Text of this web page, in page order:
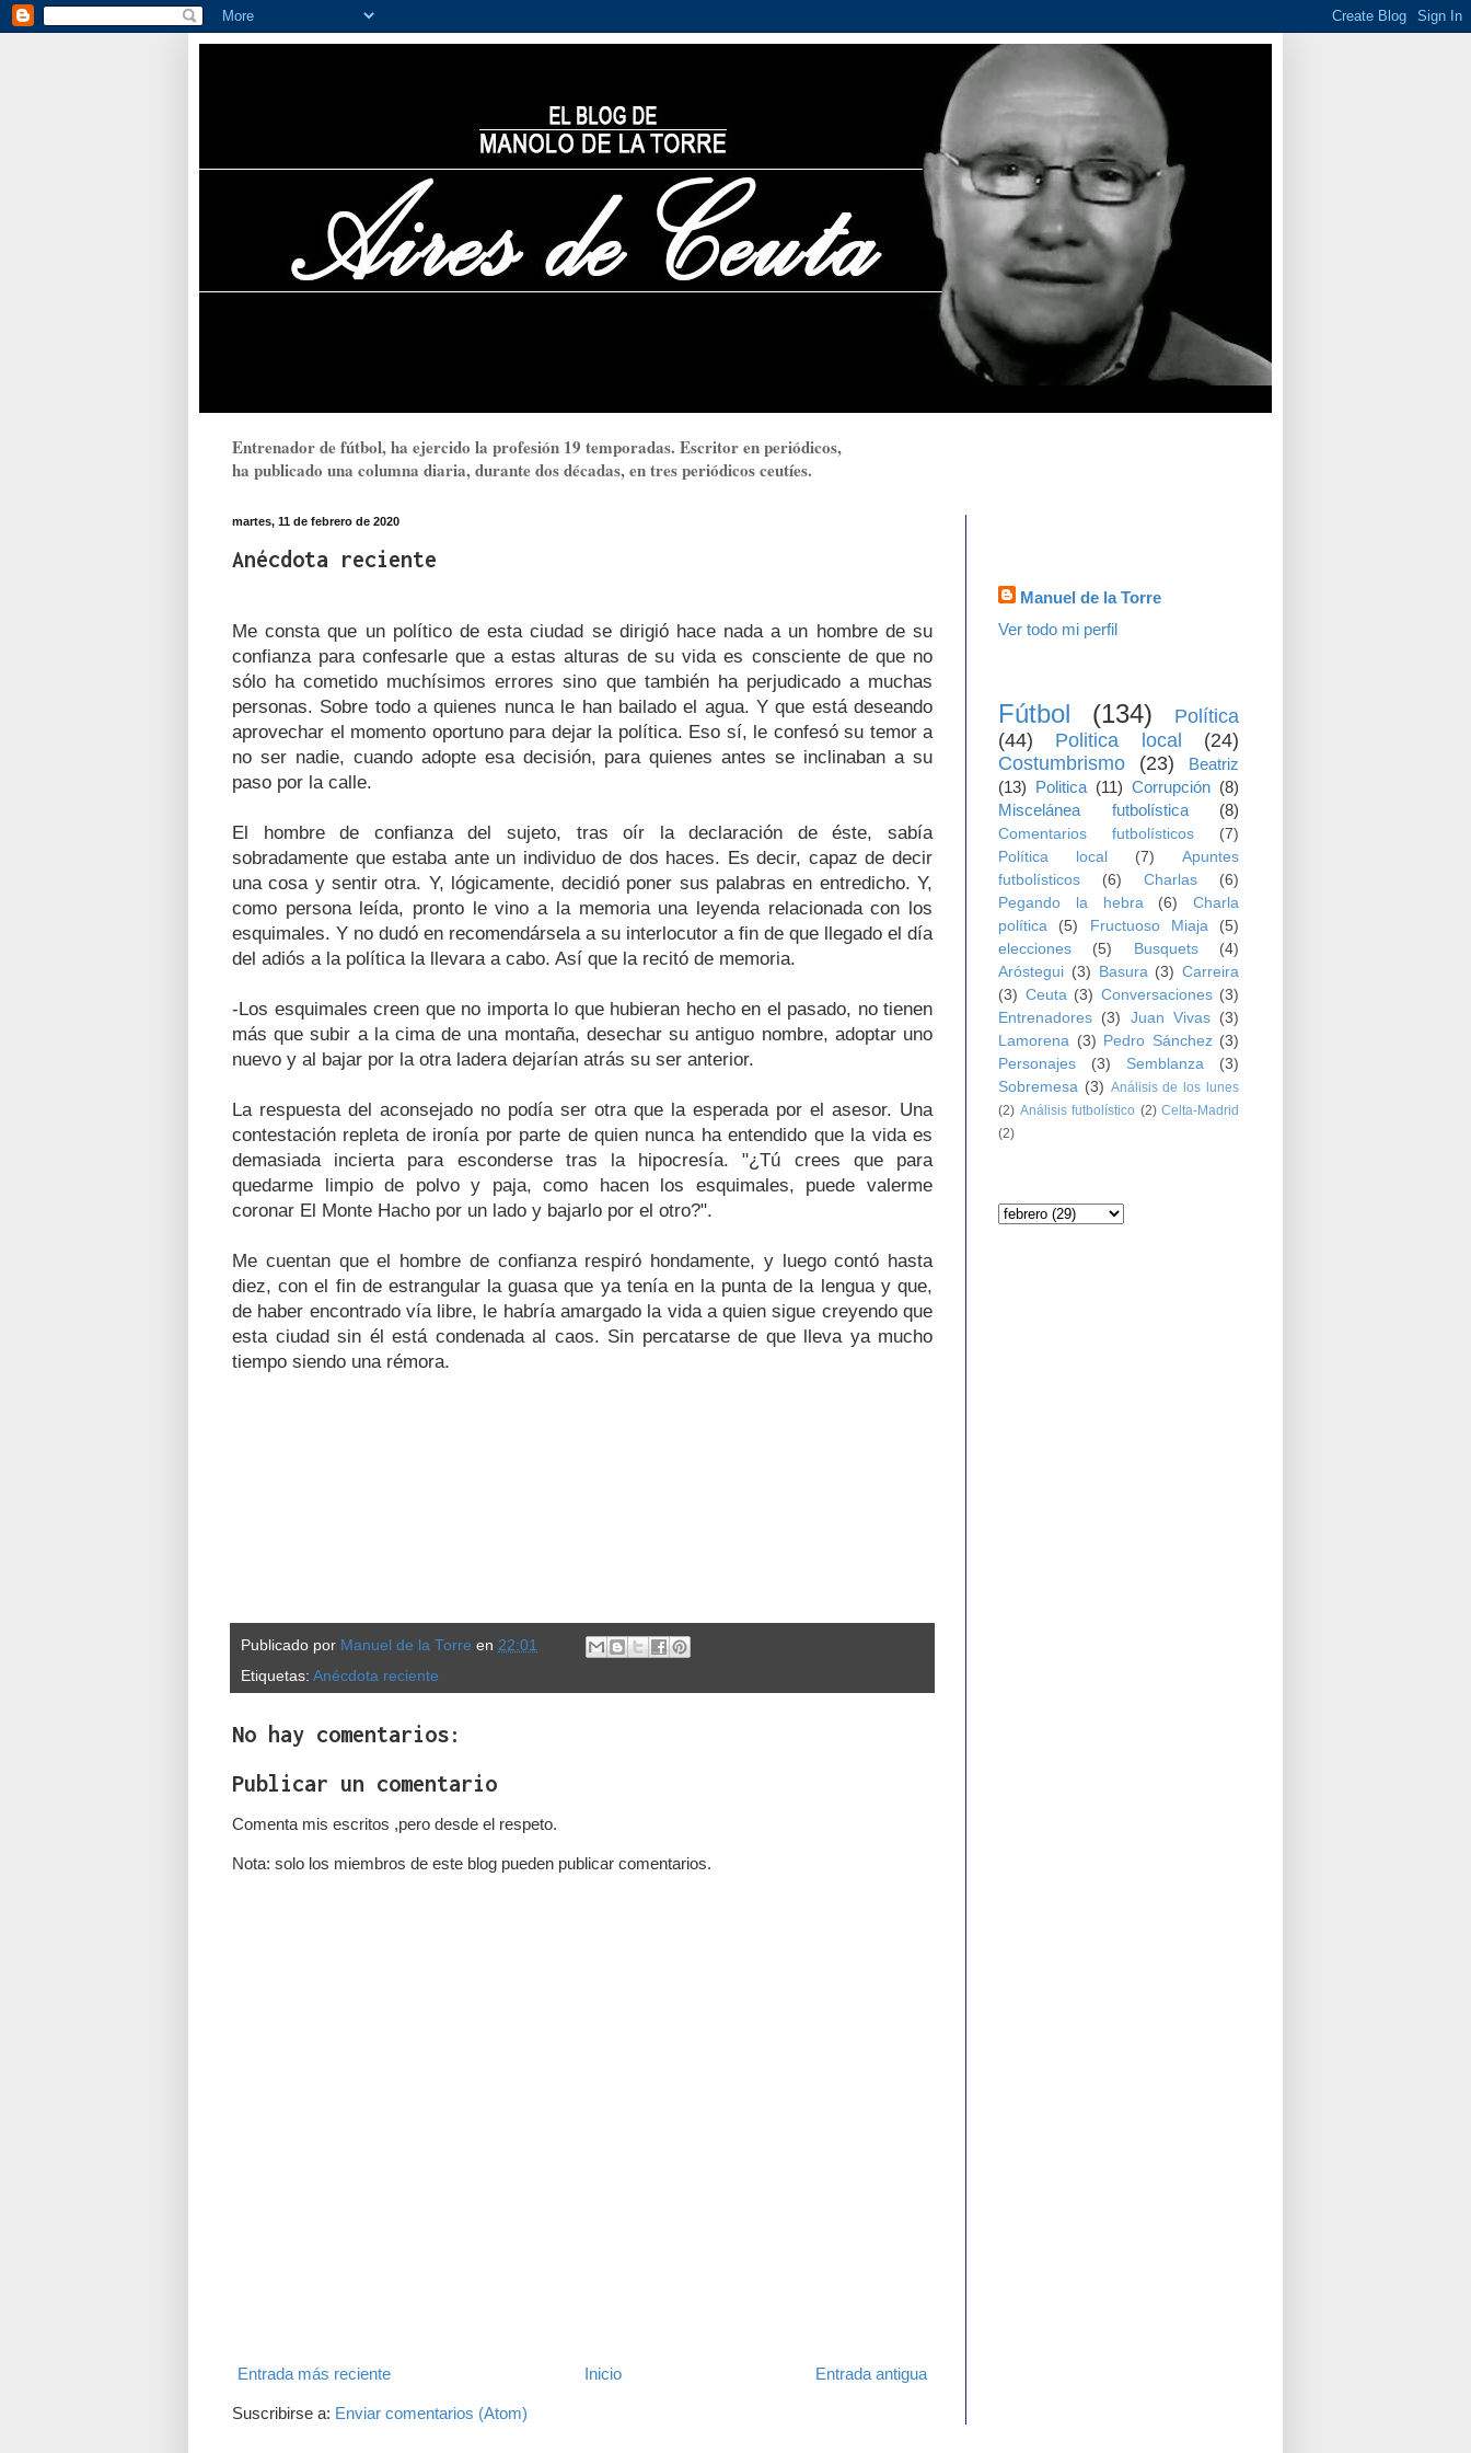
Entrenador de fútbol, ha ejercido la profesión 19 temporadas. Escritor en periódicos,
ha publicado una columna diaria, durante dos décadas, en tres periódicos ceutíes.
martes, 11 de febrero de 2020
Anécdota reciente
Me consta que un político de esta ciudad se dirigió hace nada a un hombre de su
confianza para confesarle que a estas alturas de su vida es consciente de que no
sólo ha cometido muchísimos errores sino que también ha perjudicado a muchas
personas. Sobre todo a quienes nunca le han bailado el agua. Y que está deseando
aprovechar el momento oportuno para dejar la política. Eso sí, le confesó su temor a
no ser nadie, cuando adopte esa decisión, para quienes antes se inclinaban a su
paso por la calle.
El hombre de confianza del sujeto, tras oír la declaración de éste, sabía
sobradamente que estaba ante un individuo de dos haces. Es decir, capaz de decir
una cosa y sentir otra. Y, lógicamente, decidió poner sus palabras en entredicho. Y,
como persona leída, pronto le vino a la memoria una leyenda relacionada con los
esquimales. Y no dudó en recomendársela a su interlocutor a fin de que llegado el día
del adiós a la política la llevara a cabo. Así que la recitó de memoria.
-Los esquimales creen que no importa lo que hubieran hecho en el pasado, no tienen
más que subir a la cima de una montaña, desechar su antiguo nombre, adoptar uno
nuevo y al bajar por la otra ladera dejarían atrás su ser anterior.
La respuesta del aconsejado no podía ser otra que la esperada por el asesor. Una
contestación repleta de ironía por parte de quien nunca ha entendido que la vida es
demasiada incierta para esconderse tras la hipocresía. "¿Tú crees que para
quedarme limpio de polvo y paja, como hacen los esquimales, puede valerme
coronar El Monte Hacho por un lado y bajarlo por el otro?".
Me cuentan que el hombre de confianza respiró hondamente, y luego contó hasta
diez, con el fin de estrangular la guasa que ya tenía en la punta de la lengua y que,
de haber encontrado vía libre, le habría amargado la vida a quien sigue creyendo que
esta ciudad sin él está condenada al caos. Sin percatarse de que lleva ya mucho
tiempo siendo una rémora.
Publicado por Manuel de la Torre en 22:01
Etiquetas: Anécdota reciente
No hay comentarios:
Publicar un comentario
Comenta mis escritos ,pero desde el respeto.
Nota: solo los miembros de este blog pueden publicar comentarios.
Entrada más reciente Entrada antigua
Inicio
Suscribirse a: Enviar comentarios (Atom)
Manuel de la Torre
Ver todo mi perfil
Fútbol (134)
Política
(44)
Politica local
(24)
Costumbrismo
(23)
Beatriz
(13) Politica (11) Corrupción (8)
Miscelánea futbolística
(8)
Comentarios futbolísticos
(7)
Política local
(7)
Apuntes
futbolísticos
(6) Charlas
(6)
Pegando la hebra
(6)
Charla
política
(5) Fructuoso Miaja
(5)
elecciones
(5) Busquets
(4)
Aróstegui (3) Basura (3) Carreira
(3) Ceuta (3) Conversaciones (3)
Entrenadores (3) Juan Vivas
(3)
Lamorena (3) Pedro Sánchez (3)
Personajes
(3) Semblanza
(3)
Sobremesa (3) Análisis de los lunes
(2) Análisis futbolístico (2) Celta-Madrid
(2)